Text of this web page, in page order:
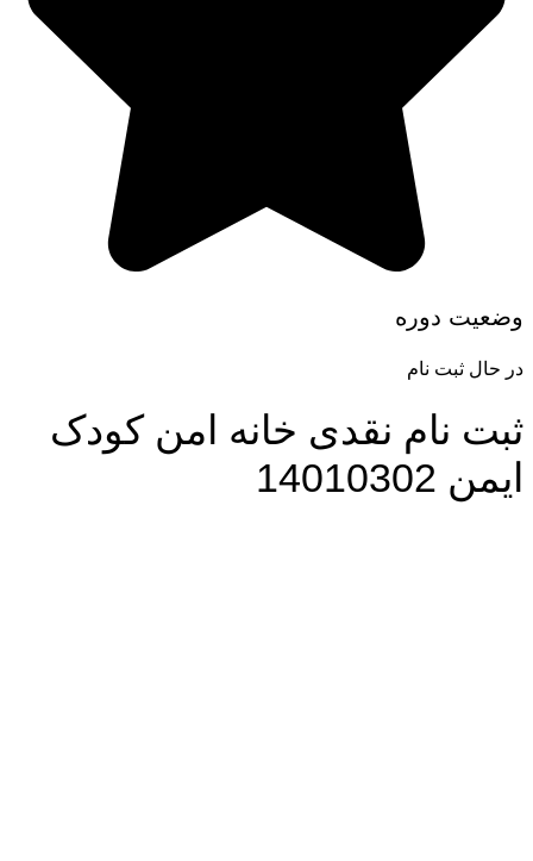
وضعیت دوره
در حال ثبت نام
ثبت نام نقدی خانه امن کودک
ایمن 14010302